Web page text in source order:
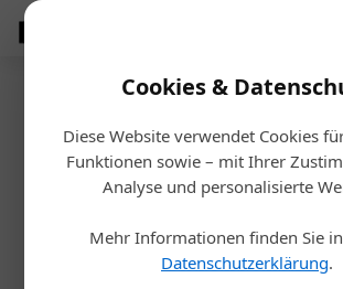
Cookies &
Diese Website verwendet Cookies
Funktionen sowie – mit Ihrer
Analyse und personalisierte
Mehr Informationen finden Sie
Datenschutzerklärung.
Firmenverzeichnis › ALFUN a.s.
ALFUN a.s.
Zahradní 1610/40, 79201 Bruntál,
Die Aktiengesellschaft ALFUN a.s. im
Bruntal in ein hochmodernes